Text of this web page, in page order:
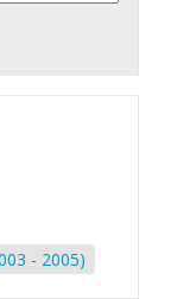
- 2005)